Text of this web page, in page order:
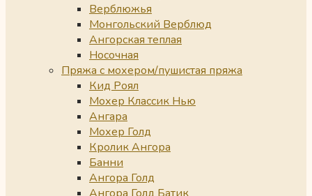
Верблюжья
Монгольский Верблюд
Ангорская теплая
Носочная
Пряжа с мохером/пушистая пряжа
Кид Роял
Мохер Классик Нью
Ангара
Мохер Голд
Кролик Ангора
Банни
Ангора Голд